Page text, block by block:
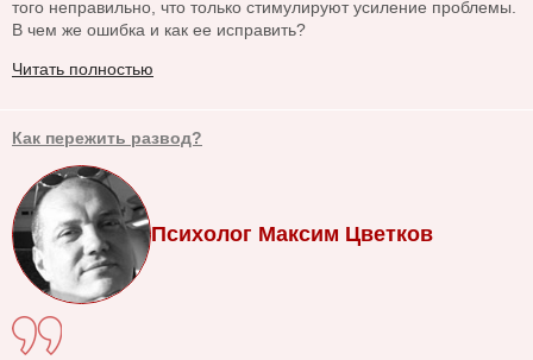
того неправильно, что только стимулируют усиление проблемы.
В чем же ошибка и как ее исправить?
Читать полностью
Как пережить развод?
Психолог Максим Цветков